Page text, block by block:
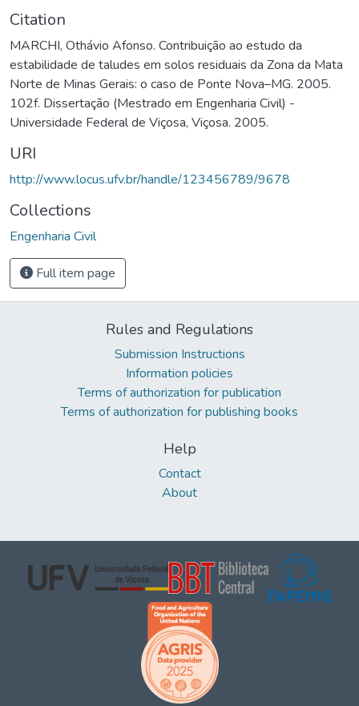
Citation
MARCHI, Othávio Afonso. Contribuição ao estudo da
estabilidade de taludes em solos residuais da Zona da Mata
Norte de Minas Gerais: o caso de Ponte Nova–MG. 2005.
102f. Dissertação (Mestrado em Engenharia Civil) -
Universidade Federal de Viçosa, Viçosa. 2005.
URI
http://www.locus.ufv.br/handle/123456789/9678
Collections
Engenharia Civil
Full item page
Rules and Regulations
Submission Instructions
Information policies
Terms of authorization for publication
Terms of authorization for publishing books
Help
Contact
About